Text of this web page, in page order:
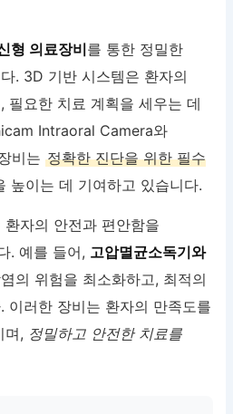
형 의료장비를 통한 정밀한
. 3D 기반 시스템은 환자의
필요한 치료 계획을 세우는 데
Intraoral Camera와
비는정확한 진단을 위한 필수
높이는 데 기여하고 있습니다.
자의 안전과 편안함을
. 예를 들어, 고압멸균소독기와
의 위험을 최소화하고, 최적의
이러한 장비는 환자의 만족도를
며, 정밀하고 안전한 치료를